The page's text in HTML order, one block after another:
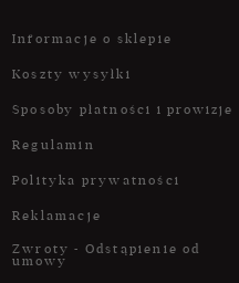
Informacje o sklepie
Koszty wysyłki
Sposoby płatności i prowizje
Regulamin
Polityka prywatności
Reklamacje
Zwroty - Odstąpienie od
umowy